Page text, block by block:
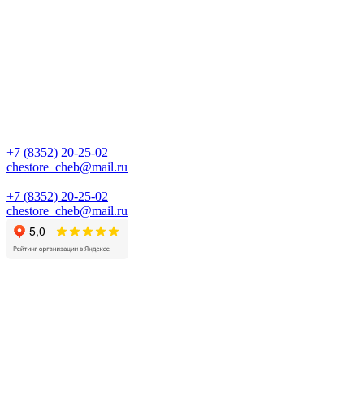
+7 (8352) 20-25-02
chestore_cheb@mail.ru
+7 (8352) 20-25-02
chestore_cheb@mail.ru